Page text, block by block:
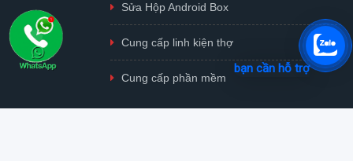
Sửa Hộp Android Box
Cung cấp linh kiện thợ
Cung cấp phần mềm
bạn cần hỗ trợ